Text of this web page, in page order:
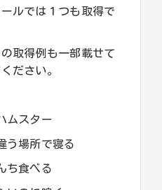
ルでは１つも取得で
取得例も一部載せて
ださい。
ムスター
う場所で寝る
ち食べる